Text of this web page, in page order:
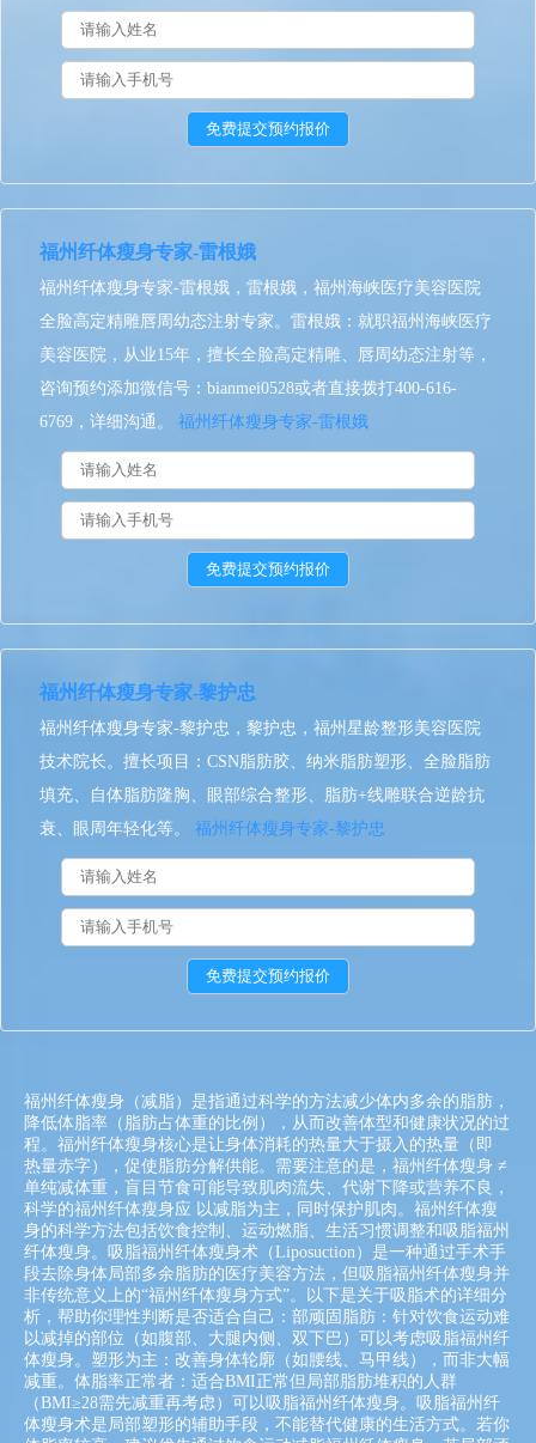
福州纤体瘦身专家-雷根娥
福州纤体瘦身专家-雷根娥，雷根娥，福州海峡医疗美容医院
全脸高定精雕唇周幼态注射专家。雷根娥：就职福州海峡医疗
美容医院，从业15年，擅长全脸高定精雕、唇周幼态注射等，
咨询预约添加微信号：bianmei0528或者直接拨打400-616-
6769，详细沟通。 福州纤体瘦身专家-雷根娥
福州纤体瘦身专家-黎护忠
福州纤体瘦身专家-黎护忠，黎护忠，福州星龄整形美容医院
技术院长。擅长项目：CSN脂肪胶、纳米脂肪塑形、全脸脂肪
填充、自体脂肪隆胸、眼部综合整形、脂肪+线雕联合逆龄抗
衰、眼周年轻化等。 福州纤体瘦身专家-黎护忠
福州纤体瘦身（减脂）是指通过科学的方法减少体内多余的脂肪，
降低体脂率（脂肪占体重的比例），从而改善体型和健康状况的过
程。福州纤体瘦身核心是让身体消耗的热量大于摄入的热量（即
热量赤字），促使脂肪分解供能。需要注意的是，福州纤体瘦身 ≠
单纯减体重，盲目节食可能导致肌肉流失、代谢下降或营养不良，
科学的福州纤体瘦身应 以减脂为主，同时保护肌肉。福州纤体瘦
身的科学方法包括饮食控制、运动燃脂、生活习惯调整和吸脂福州
纤体瘦身。吸脂福州纤体瘦身术（Liposuction）是一种通过手术手
段去除身体局部多余脂肪的医疗美容方法，但吸脂福州纤体瘦身并
非传统意义上的“福州纤体瘦身方式”。以下是关于吸脂术的详细分
析，帮助你理性判断是否适合自己：部顽固脂肪：针对饮食运动难
以减掉的部位（如腹部、大腿内侧、双下巴）可以考虑吸脂福州纤
体瘦身。塑形为主：改善身体轮廓（如腰线、马甲线），而非大幅
减重。体脂率正常者：适合BMI正常但局部脂肪堆积的人群
（BMI≥28需先减重再考虑）可以吸脂福州纤体瘦身。吸脂福州纤
体瘦身术是局部塑形的辅助手段，不能替代健康的生活方式。若你